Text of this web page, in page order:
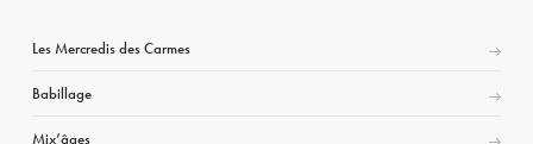
Les Mercredis des Carmes
Babillage
Mix’âges